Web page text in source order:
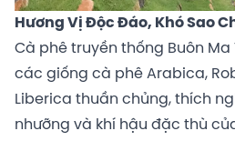
Hương Vị Độc Đáo, Khó Sao
Cà phê truyền thống Buôn
các giống cà phê Arabica,
Liberica thuần chủng, thích
nhưỡng và khí hậu đặc thù